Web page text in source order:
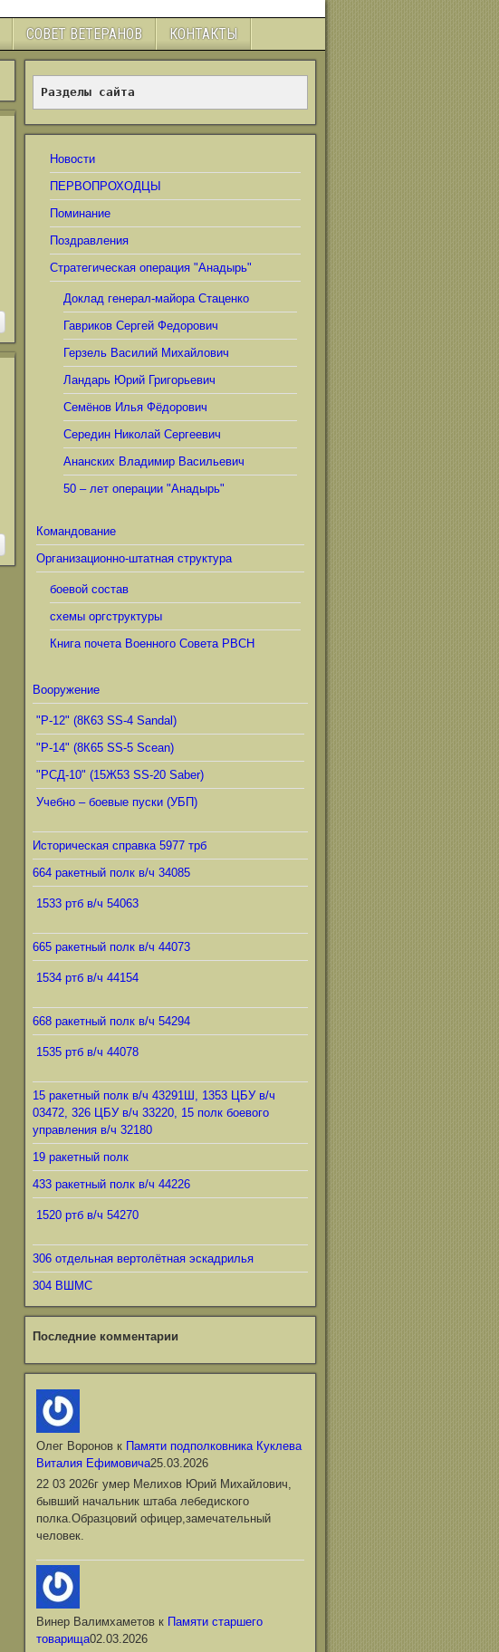
СОВЕТ ВЕТЕРАНОВ КОНТАКТЫ
Разделы сайта
Новости
ПЕРВОПРОХОДЦЫ
Поминание
Поздравления
Стратегическая операция "Анадырь"
Доклад генерал-майора Стаценко
Гавриков Сергей Федорович
Герзель Василий Михайлович
Ландарь Юрий Григорьевич
Семёнов Илья Фёдорович
Середин Николай Сергеевич
Ананских Владимир Васильевич
50 – лет операции "Анадырь"
Командование
Организационно-штатная структура
боевой состав
схемы оргструктуры
Книга почета Военного Совета РВСН
Вооружение
"Р-12" (8К63 SS-4 Sandal)
"Р-14" (8К65 SS-5 Scean)
"РСД-10" (15Ж53 SS-20 Saber)
Учебно – боевые пуски (УБП)
Историческая справка 5977 трб
664 ракетный полк в/ч 34085
1533 ртб в/ч 54063
665 ракетный полк в/ч 44073
1534 ртб в/ч 44154
668 ракетный полк в/ч 54294
1535 ртб в/ч 44078
15 ракетный полк в/ч 43291Ш, 1353 ЦБУ в/ч
03472, 326 ЦБУ в/ч 33220, 15 полк боевого
управления в/ч 32180
19 ракетный полк
433 ракетный полк в/ч 44226
1520 ртб в/ч 54270
306 отдельная вертолётная эскадрилья
304 ВШМС
Последние комментарии
Олег Вороновк Памяти подполковника Куклева
Виталия Ефимовича25.03.2026
22 03 2026г умер Мелихов Юрий Михайлович,
бывший начальник штаба лебедиского
полка.Образцовий офицер,замечательный
человек.
Винер Валимхаметовк Памяти старшего
товарища02.03.2026